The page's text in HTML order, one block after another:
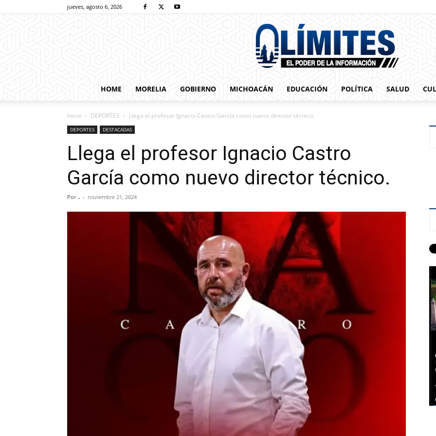
jueves, agosto 6, 2026
HOME MORELIA GOBIERNO MICHOACÁN EDUCACIÓN POLÍTICA SALUD
Inicio DEPORTES Llega el profesor Ignacio Castro García como nuevo director técnico.
DEPORTES DESTACADAS
Llega el profesor Ignacio Castro
García como nuevo director técnico.
Por . - noviembre 21, 2024